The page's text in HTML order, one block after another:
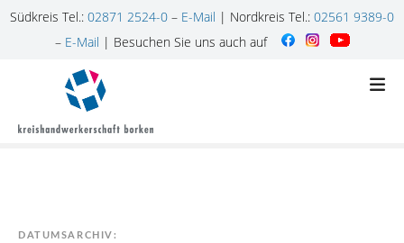
Südkreis Tel.: 02871 2524-0 – E-Mail | Nordkreis Tel.: 02561 9389-0
– E-Mail | Besuchen Sie uns auch auf
DATUMSARCHIV: